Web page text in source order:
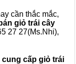
cần thắc mắc,
giỏ trái cây
27 27(Ms.Nhi),
cung cấp giỏ trái